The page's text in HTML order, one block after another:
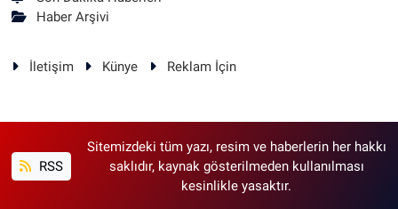
Haber Arşivi
İletişim Künye Reklam İçin
RSS
Sitemizdeki tüm yazı, resim ve haberlerin her hakkı
saklıdır, kaynak gösterilmeden kullanılması
kesinlikle yasaktır.